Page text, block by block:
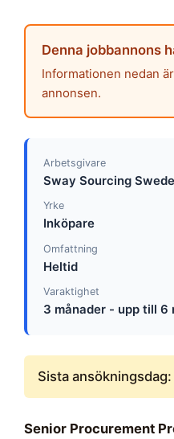
Denna jobbannons
Informationen nedan
annonsen.
Arbetsgivare
Sway Sourcing
Yrke
Inköpare
Omfattning
Heltid
Varaktighet
3 månader - upp till 6
Sista
Senior Procurement